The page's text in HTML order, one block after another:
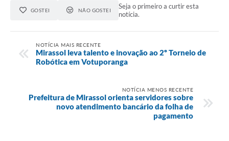
GOSTEI NÃO GOSTEI
Seja o primeiro a curtir esta
notícia.
NOTÍCIA MAIS RECENTE
Mirassol leva talento e inovação ao 2º Torneio de
Robótica em Votuporanga
NOTÍCIA MENOS RECENTE
Prefeitura de Mirassol orienta servidores sobre
novo atendimento bancário da folha de
pagamento